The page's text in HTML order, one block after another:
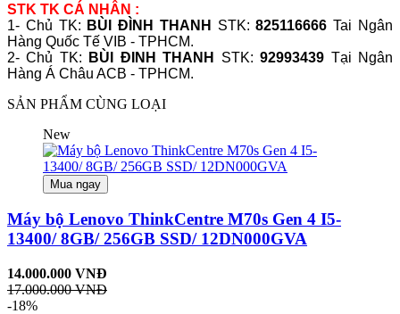
STK TK CÁ NHÂN :
1- Chủ TK: BÙI ĐÌNH THANH STK:825116666 Tai Ngân
Hàng Quốc Tế VIB - TPHCM.
2- Chủ TK:
BÙI ĐINH THANH STK:92993439 Tại Ngân
Hàng Á Châu ACB - TPHCM.
SẢN PHẨM CÙNG LOẠI
New
Mua ngay
Máy bộ Lenovo ThinkCentre M70s Gen 4 I5-
13400/ 8GB/ 256GB SSD/ 12DN000GVA
14.000.000 VNĐ
17.000.000 VNĐ
-18%